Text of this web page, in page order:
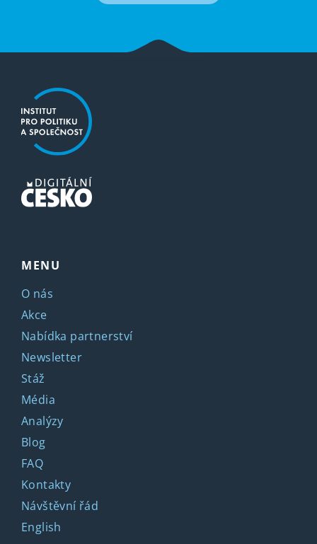
MENU
O nás
Akce
Nabídka partnerství
Newsletter
Stáž
Média
Analýzy
Blog
FAQ
Kontakty
Návštěvní řád
English